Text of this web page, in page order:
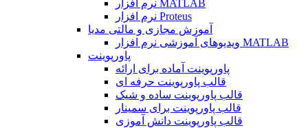
نرم افزار MATLAB
نرم افزار Proteus
آموزش مجازی و مالتی مدیا
ویدیوهای آموزشی نرم افزار MATLAB
پاورپوینت
پاورپوینت آماده برای ارائه
قالب پاورپوینت حرفه ای
قالب پاورپوینت ساده و شیک
قالب پاورپوینت برای سمینار
قالب پاورپوینت دانش آموزی